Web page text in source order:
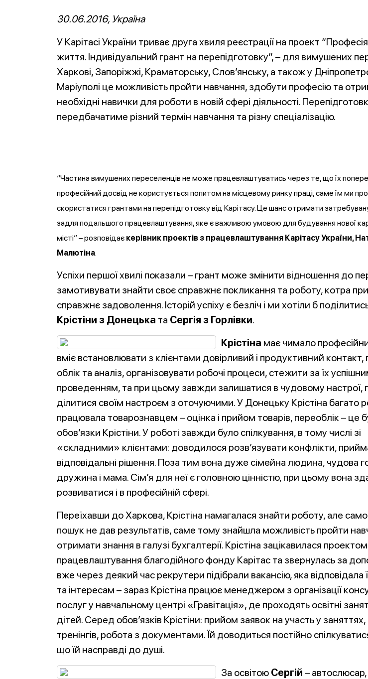
30.06.2016, Україна
У Карітасі України триває друга хвиля реєстрації на проект
життя. Індивідуальний грант на перепідготовку”, – для вимушених
Харкові, Запоріжжі, Краматорську, Слов’янську, а також у
Маріуполі це можливість пройти навчання, здобути професію та
необхідні навички для роботи в новій сфері діяльності.
передбачатиме різний термін навчання та різну спеціалізацію.
“Частина вимушених переселенців не може працевлаштуватись через те, що їх
професійний досвід не користується попитом на місцевому ринку праці, саме їм ми
скористатися грантами на перепідготовку від Карітасу. Це шанс отримати
задля подальшого працевлаштування, яке є важливою умовою для будування нової
місті” – розповідає керівник проектів з працевлаштування Карітасу України,
Малютіна.
Успіхи першої хвилі показали – грант може змінити відношення до
замотивувати знайти своє справжнє покликання та роботу, котра
справжнє задоволення. Історій успіху є безліч і ми хотіли б
Крістіни з Донецька та Сергія з Горлівки.
Крістіна має чимало
вміє встановлювати з клієнтами довірливий і продуктивний
облік та аналіз, організовувати робочі процеси, стежити за їх
проведенням, та при цьому завжди залишатися в чудовому настрої,
ділитися своїм настроєм з оточуючими. У Донецьку Крістіна багато
працювала товарознавцем – оцінка і прийом товарів, переоблік – це
обов’язки Крістіни. У роботі завжди було спілкування, в тому числі зі
«складними» клієнтами: доводилося розв’язувати конфлікти,
відповідальні рішення. Поза тим вона дуже сімейна людина, чудова
дружина і мама. Сім’я для неї є головною цінністю, при цьому вона
розвиватися і в професійній сфері.
Переїхавши до Харкова, Крістіна намагалася знайти роботу, але
пошук не дав результатів, саме тому знайшла можливість пройти
отримати знання в галузі бухгалтерії. Крістіна зацікавилася
працевлаштування благодійного фонду Карітас та звернулась за
вже через деякий час рекрутери підібрали вакансію, яка відповідала
та інтересам – зараз Крістіна працює менеджером з організації
послуг у навчальному центрі «Гравітація», де проходять освітні
дітей. Серед обов’язків Крістіни: прийом заявок на участь у заняттях,
тренінгів, робота з документами. Їй доводиться постійно
що їй насправді до душі.
За освітою Сергій –